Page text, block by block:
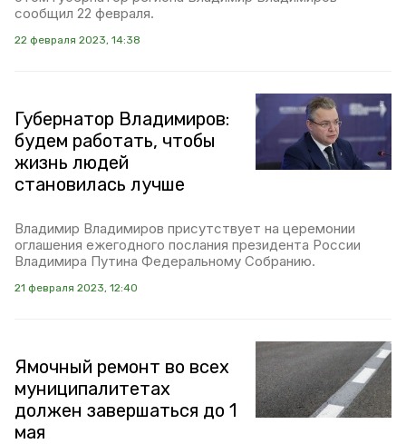
сообщил 22 февраля.
22 февраля 2023, 14:38
Губернатор Владимиров:
будем работать, чтобы
жизнь людей
становилась лучше
Владимир Владимиров присутствует на церемонии
оглашения ежегодного послания президента России
Владимира Путина Федеральному Собранию.
21 февраля 2023, 12:40
Ямочный ремонт во всех
муниципалитетах
должен завершаться до 1
мая